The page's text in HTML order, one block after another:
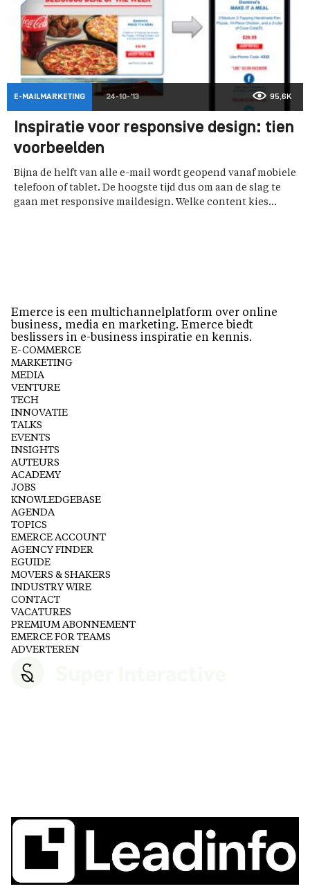
E-MAILMARKETING 24-10-'13 95,6K
Inspiratie voor responsive design: tien
voorbeelden
Bijna de helft van alle e-mail wordt geopend vanaf mobiele
telefoon of tablet. De hoogste tijd dus om aan de slag te
gaan met responsive maildesign. Welke content kies...
Emerce is een multichannelplatform over online
business, media en marketing. Emerce biedt
beslissers in e-business inspiratie en kennis.
E-COMMERCE
MARKETING
MEDIA
VENTURE
TECH
INNOVATIE
TALKS
EVENTS
INSIGHTS
AUTEURS
ACADEMY
JOBS
KNOWLEDGEBASE
AGENDA
TOPICS
EMERCE ACCOUNT
AGENCY FINDER
EGUIDE
MOVERS & SHAKERS
INDUSTRY WIRE
CONTACT
VACATURES
PREMIUM ABONNEMENT
EMERCE FOR TEAMS
ADVERTEREN